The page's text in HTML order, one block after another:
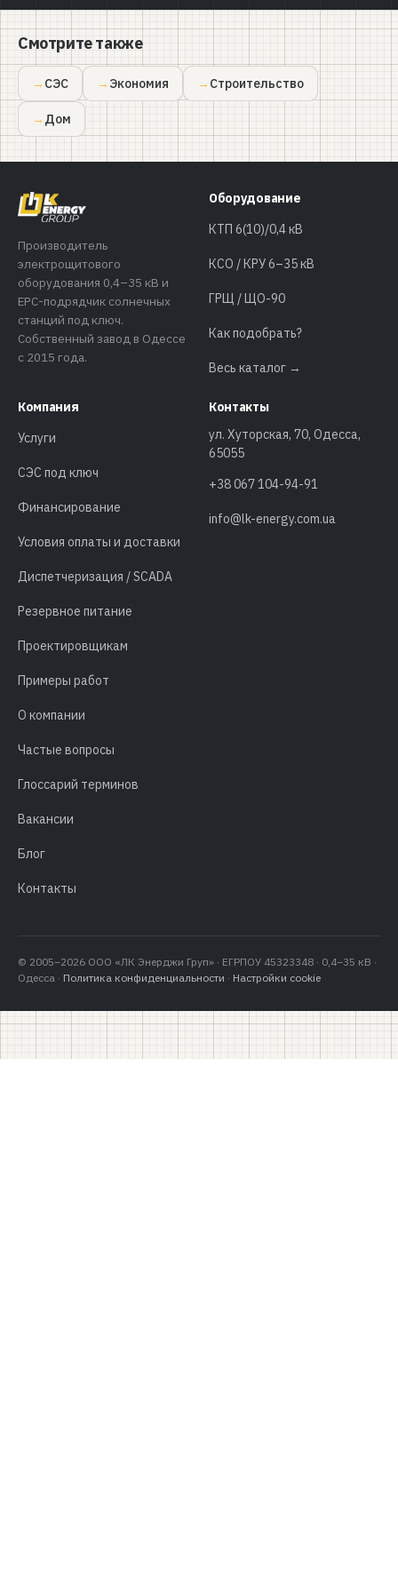
Смотрите также
СЭС Экономия Строительство
Дом
Производитель
электрощитового
оборудования 0,4–35 кВ и
EPC-подрядчик солнечных
станций под ключ.
Собственный завод в Одессе
с 2015 года.
Оборудование
КТП 6(10)/0,4 кВ
КСО / КРУ 6–35 кВ
ГРЩ / ЩО-90
Как подобрать?
Весь каталог →
Компания
Услуги
СЭС под ключ
Финансирование
Условия оплаты и доставки
Диспетчеризация / SCADA
Резервное питание
Проектировщикам
Примеры работ
О компании
Частые вопросы
Глоссарий терминов
Вакансии
Блог
Контакты
Контакты
ул. Хуторская, 70, Одесса,
65055
+38 067 104-94-91
info@lk-energy.com.ua
© 2005–2026 ООО «ЛК Энерджи Груп» · ЕГРПОУ 45323348 · 0,4–35 кВ ·
Одесса · Политика конфиденциальности · Настройки cookie